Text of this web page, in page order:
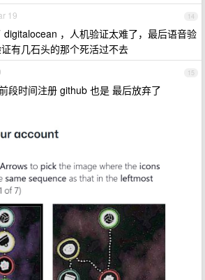
14
19
digitalocean ，人机验证太难了，最后语音验
有几石头的那个死活过不去
15
段时间注册 github 也是 最后放弃了